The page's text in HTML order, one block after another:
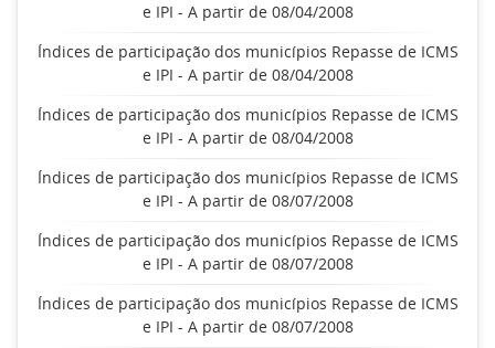
e IPI - A partir de 08/04/2008
Índices de participação dos municípios Repasse de ICMS
e IPI - A partir de 08/04/2008
Índices de participação dos municípios Repasse de ICMS
e IPI - A partir de 08/04/2008
Índices de participação dos municípios Repasse de ICMS
e IPI - A partir de 08/07/2008
Índices de participação dos municípios Repasse de ICMS
e IPI - A partir de 08/07/2008
Índices de participação dos municípios Repasse de ICMS
e IPI - A partir de 08/07/2008